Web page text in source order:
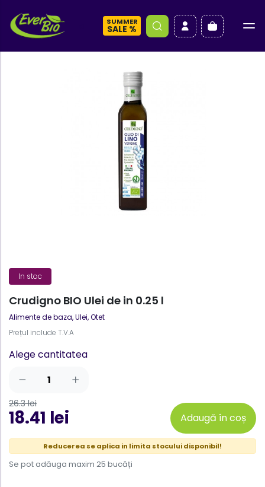
SUMMER
SALE %
In stoc
Crudigno BIO Ulei de in 0.25 l
Alimente de baza,Ulei, Otet
Prețul include T.V.A
Alege cantitatea
26.3 lei
18.41 lei Adaugă în coș
Reducerea se aplica in limita stocului disponibil!
Se pot adăuga maxim 25 bucăți